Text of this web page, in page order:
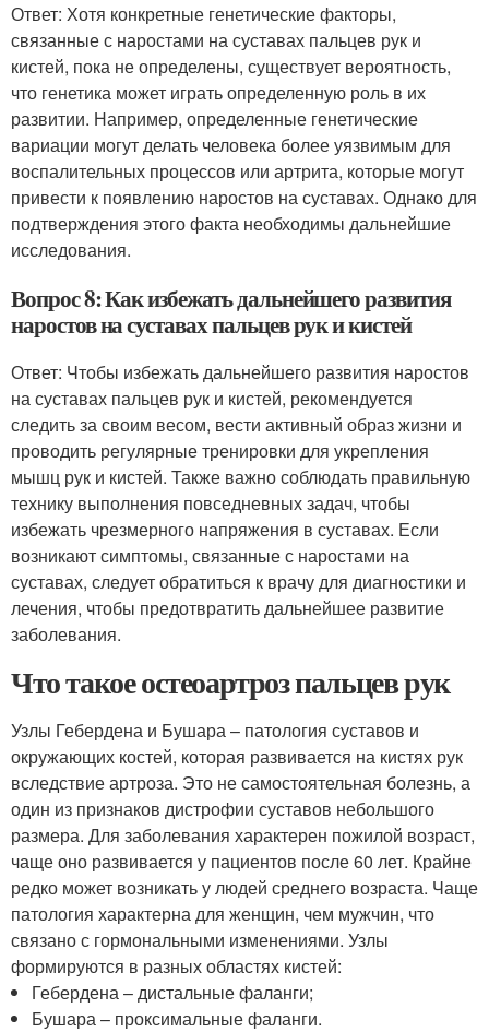
Ответ: Хотя конкретные генетические факторы,
связанные с наростами на суставах пальцев рук и
кистей, пока не определены, существует вероятность,
что генетика может играть определенную роль в их
развитии. Например, определенные генетические
вариации могут делать человека более уязвимым для
воспалительных процессов или артрита, которые могут
привести к появлению наростов на суставах. Однако для
подтверждения этого факта необходимы дальнейшие
исследования.
Вопрос 8: Как избежать дальнейшего развития
наростов на суставах пальцев рук и кистей
Ответ: Чтобы избежать дальнейшего развития наростов
на суставах пальцев рук и кистей, рекомендуется
следить за своим весом, вести активный образ жизни и
проводить регулярные тренировки для укрепления
мышц рук и кистей. Также важно соблюдать правильную
технику выполнения повседневных задач, чтобы
избежать чрезмерного напряжения в суставах. Если
возникают симптомы, связанные с наростами на
суставах, следует обратиться к врачу для диагностики и
лечения, чтобы предотвратить дальнейшее развитие
заболевания.
Что такое остеоартроз пальцев рук
Узлы Гебердена и Бушара – патология суставов и
окружающих костей, которая развивается на кистях рук
вследствие артроза. Это не самостоятельная болезнь, а
один из признаков дистрофии суставов небольшого
размера. Для заболевания характерен пожилой возраст,
чаще оно развивается у пациентов после 60 лет. Крайне
редко может возникать у людей среднего возраста. Чаще
патология характерна для женщин, чем мужчин, что
связано с гормональными изменениями. Узлы
формируются в разных областях кистей:
Гебердена – дистальные фаланги;
Бушара – проксимальные фаланги.